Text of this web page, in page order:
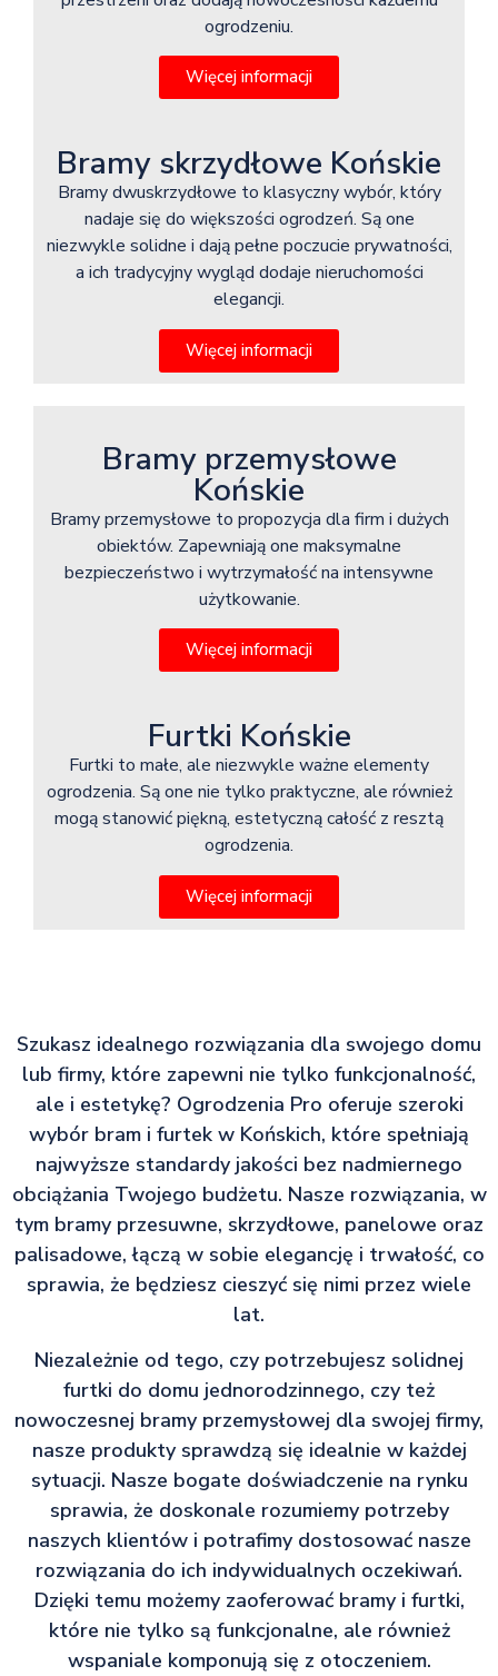
ogrodzeniu.
Więcej informacji
Bramy skrzydłowe Końskie
Bramy dwuskrzydłowe to klasyczny wybór, który
nadaje się do większości ogrodzeń. Są one
niezwykle solidne i dają pełne poczucie prywatności,
a ich tradycyjny wygląd dodaje nieruchomości
elegancji.
Więcej informacji
Bramy przemysłowe
Końskie
Bramy przemysłowe to propozycja dla firm i dużych
obiektów. Zapewniają one maksymalne
bezpieczeństwo i wytrzymałość na intensywne
użytkowanie.
Więcej informacji
Furtki Końskie
Furtki to małe, ale niezwykle ważne elementy
ogrodzenia. Są one nie tylko praktyczne, ale również
mogą stanowić piękną, estetyczną całość z resztą
ogrodzenia.
Więcej informacji
Szukasz idealnego rozwiązania dla swojego domu
lub firmy, które zapewni nie tylko funkcjonalność,
ale i estetykę? Ogrodzenia Pro oferuje szeroki
wybór bram i furtek w Końskich, które spełniają
najwyższe standardy jakości bez nadmiernego
obciążania Twojego budżetu. Nasze rozwiązania, w
tym bramy przesuwne, skrzydłowe, panelowe oraz
palisadowe, łączą w sobie elegancję i trwałość, co
sprawia, że będziesz cieszyć się nimi przez wiele
lat.
Niezależnie od tego, czy potrzebujesz solidnej
furtki do domu jednorodzinnego, czy też
nowoczesnej bramy przemysłowej dla swojej firmy,
nasze produkty sprawdzą się idealnie w każdej
sytuacji. Nasze bogate doświadczenie na rynku
sprawia, że doskonale rozumiemy potrzeby
naszych klientów i potrafimy dostosować nasze
rozwiązania do ich indywidualnych oczekiwań.
Dzięki temu możemy zaoferować bramy i furtki,
które nie tylko są funkcjonalne, ale również
wspaniale komponują się z otoczeniem.